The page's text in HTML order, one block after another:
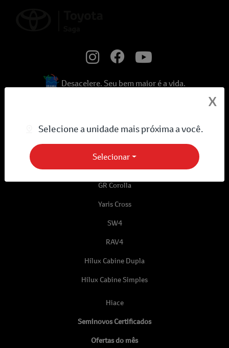
Desacelere. Seu bem maior é a vida.
bZ4X
Corolla
GR Corolla
Yaris Cross
SW4
RAV4
Hilux Cabine Dupla
Hilux Cabine Simples
Hiace
Seminovos Certificados
Ofertas do mês
X
Selecione a unidade mais próxima a você.
Selecionar